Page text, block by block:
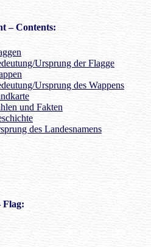
– Contents:
Ursprung der Flagge
Ursprung des Wappens
und Fakten
des Landesnamens
Flag: